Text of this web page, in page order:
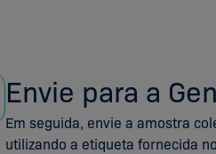
Envie para a
Em seguida, envie a amostra
utilizando a etiqueta fornecida